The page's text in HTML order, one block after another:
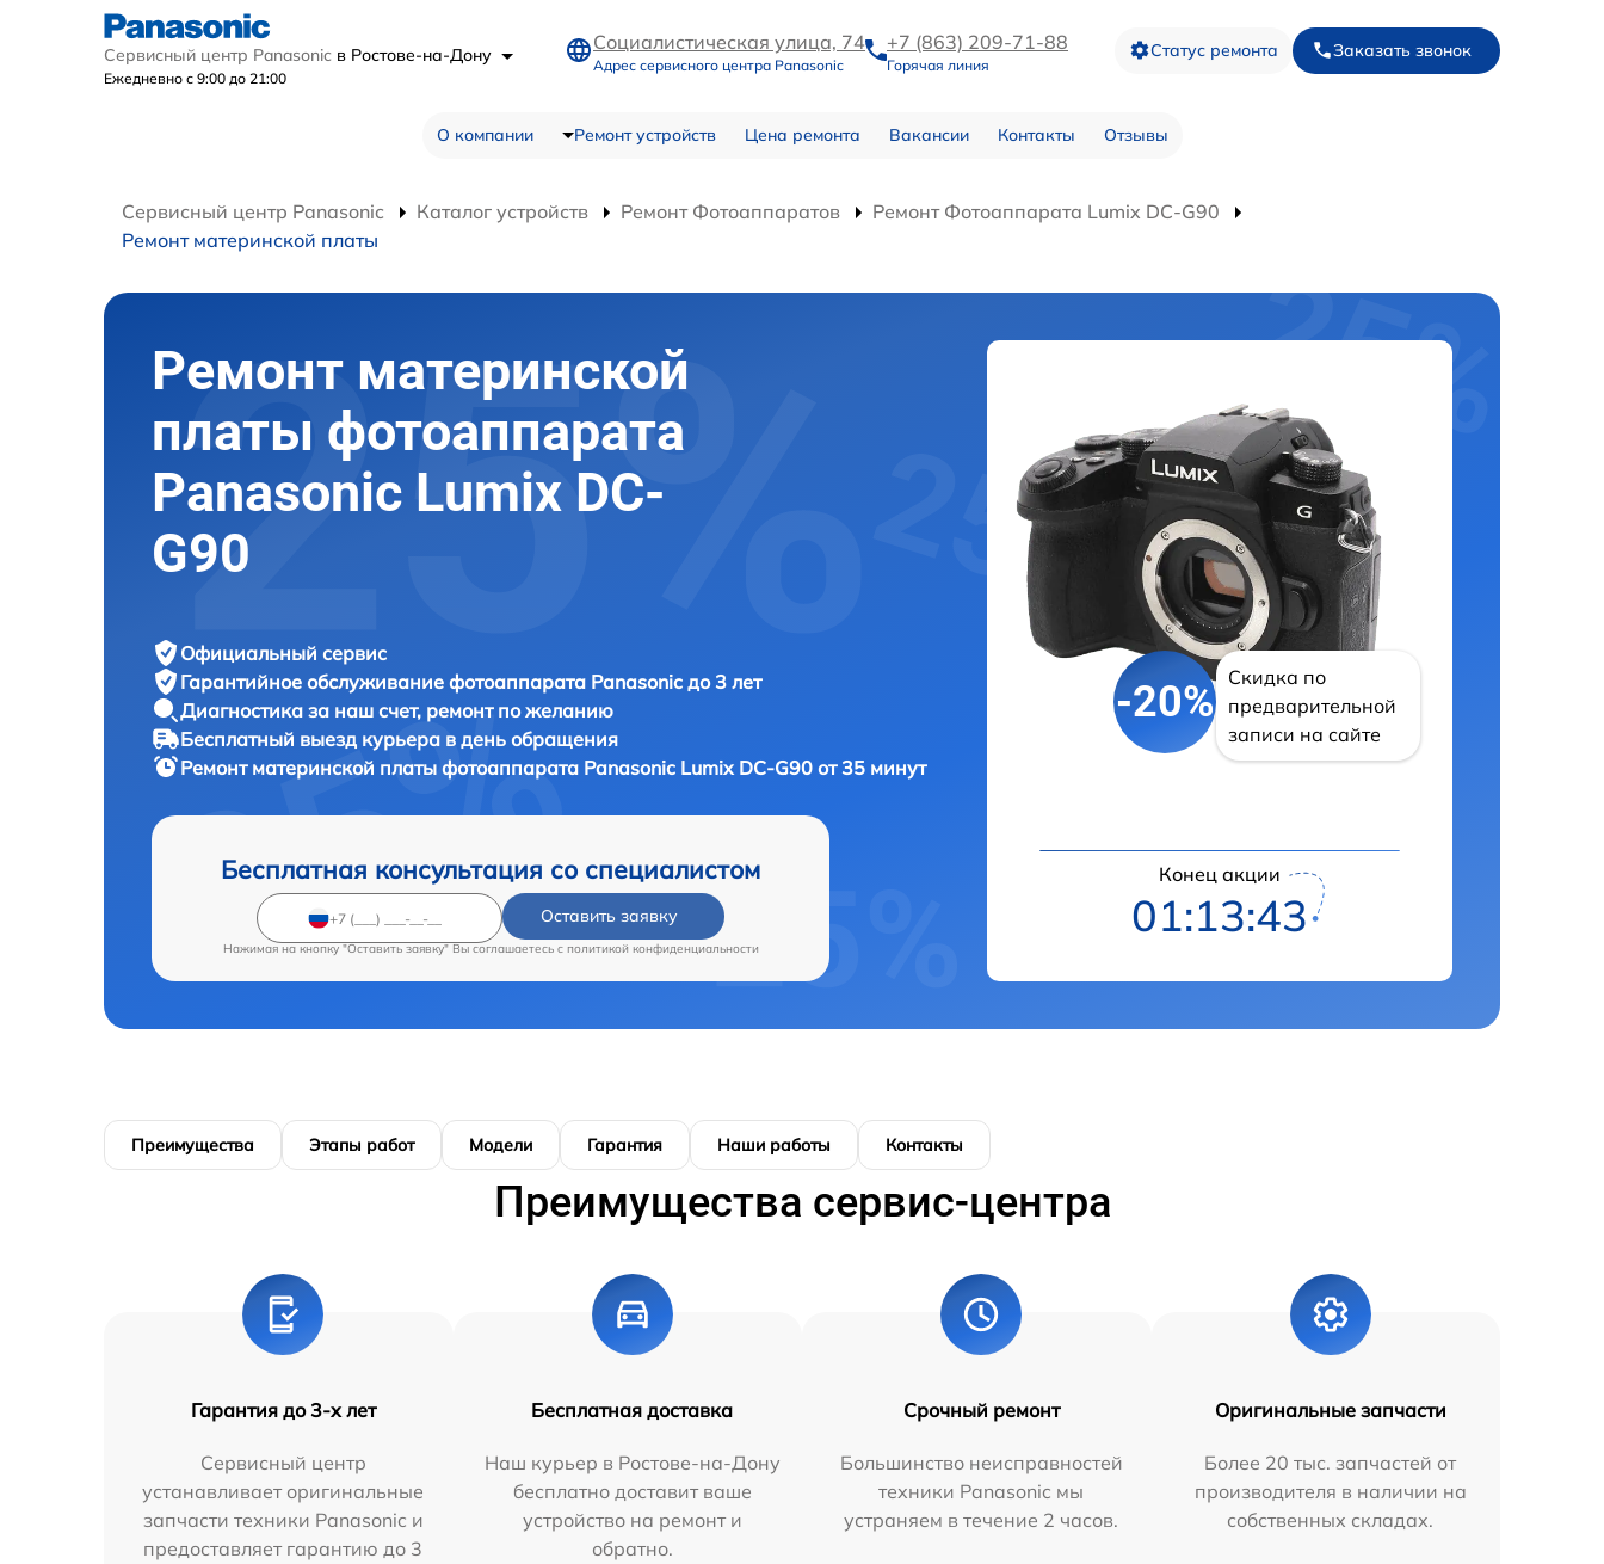
Сервисный центр Panasonic в Ростове-на-Дону
Ежедневно с 9:00 до 21:00
Социалистическая улица, 74
Адрес сервисного центра Panasonic
+7 (863) 209-71-88
Горячая линия
Статус ремонта Заказать звонок
О компании Ремонт устройств Цена ремонта Вакансии Контакты Отзывы
Сервисный центр Panasonic Каталог устройств Ремонт Фотоаппаратов
Ремонт Фотоаппарата Lumix DC-G90
Ремонт материнской платы
Ремонт материнской
платы фотоаппарата
Panasonic Lumix DC-
G90
Официальный сервис
Гарантийное обслуживание фотоаппарата Panasonic до 3 лет
Диагностика за наш счет, ремонт по желанию
Бесплатный выезд курьера в день обращения
Ремонт материнской платы фотоаппарата Panasonic Lumix DC-G90 от 35 минут
Бесплатная консультация со специалистом
Оставить заявку
Нажимая на кнопку "Оставить заявку" Вы соглашаетесь c политикой конфиденциальности
-20%
Скидка по
предварительной
записи на сайте
Конец акции
01:13:42
Преимущества Этапы работ Модели Гарантия Наши работы Контакты
Преимущества сервис-центра
Гарантия до 3-х лет
Сервисный центр
устанавливает оригинальные
запчасти техники Panasonic и
предоставляет гарантию до 3
Бесплатная доставка
Наш курьер в Ростове-на-Дону
бесплатно доставит ваше
устройство на ремонт и
обратно.
Срочный ремонт
Большинство неисправностей
техники Panasonic мы
устраняем в течение 2 часов.
Оригинальные запчасти
Более 20 тыс. запчастей от
производителя в наличии на
собственных складах.